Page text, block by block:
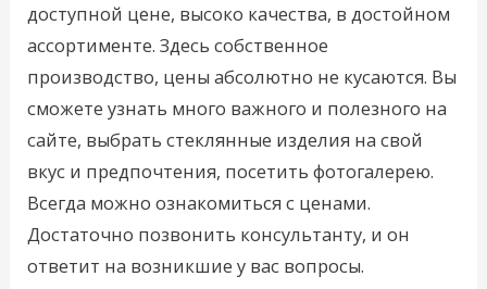
доступной цене, высоко качества, в достойном
ассортименте. Здесь собственное
производство, цены абсолютно не кусаются. Вы
сможете узнать много важного и полезного на
сайте, выбрать стеклянные изделия на свой
вкус и предпочтения, посетить фотогалерею.
Всегда можно ознакомиться с ценами.
Достаточно позвонить консультанту, и он
ответит на возникшие у вас вопросы.